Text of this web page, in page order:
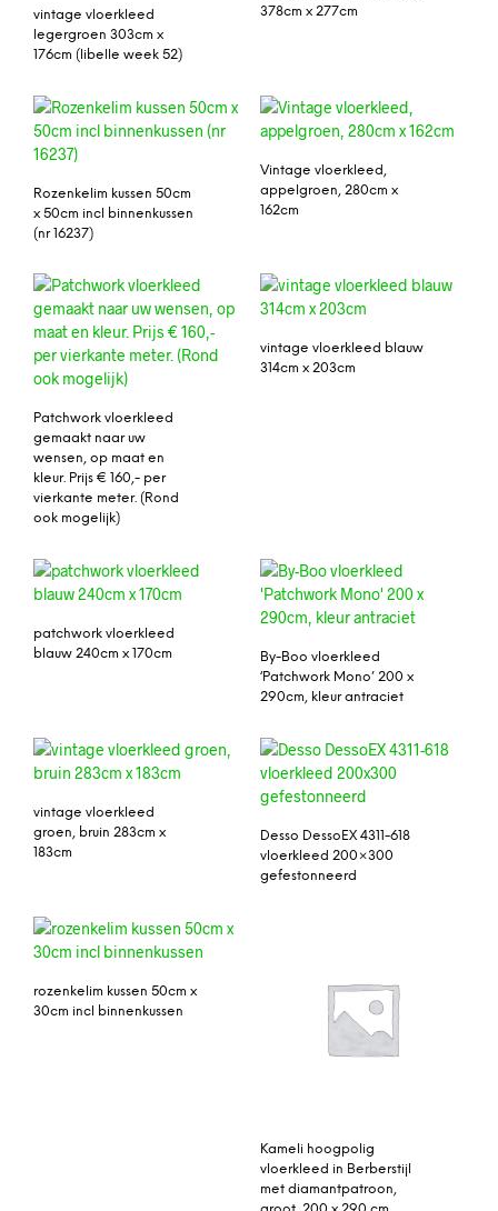
vintage vloerkleed
legergroen 303cm x
176cm (libelle week 52)
378cm x 277cm
Rozenkelim kussen 50cm
x 50cm incl binnenkussen
(nr 16237)
Vintage vloerkleed,
appelgroen, 280cm x
162cm
Patchwork vloerkleed
gemaakt naar uw
wensen, op maat en
kleur. Prijs € 160,- per
vierkante meter. (Rond
ook mogelijk)
vintage vloerkleed blauw
314cm x 203cm
patchwork vloerkleed
blauw 240cm x 170cm
By-Boo vloerkleed
‘Patchwork Mono’ 200 x
290cm, kleur antraciet
vintage vloerkleed
groen, bruin 283cm x
183cm
Desso DessoEX 4311-618
vloerkleed 200×300
gefestonneerd
rozenkelim kussen 50cm x
30cm incl binnenkussen
Kameli hoogpolig
vloerkleed in Berberstijl
met diamantpatroon,